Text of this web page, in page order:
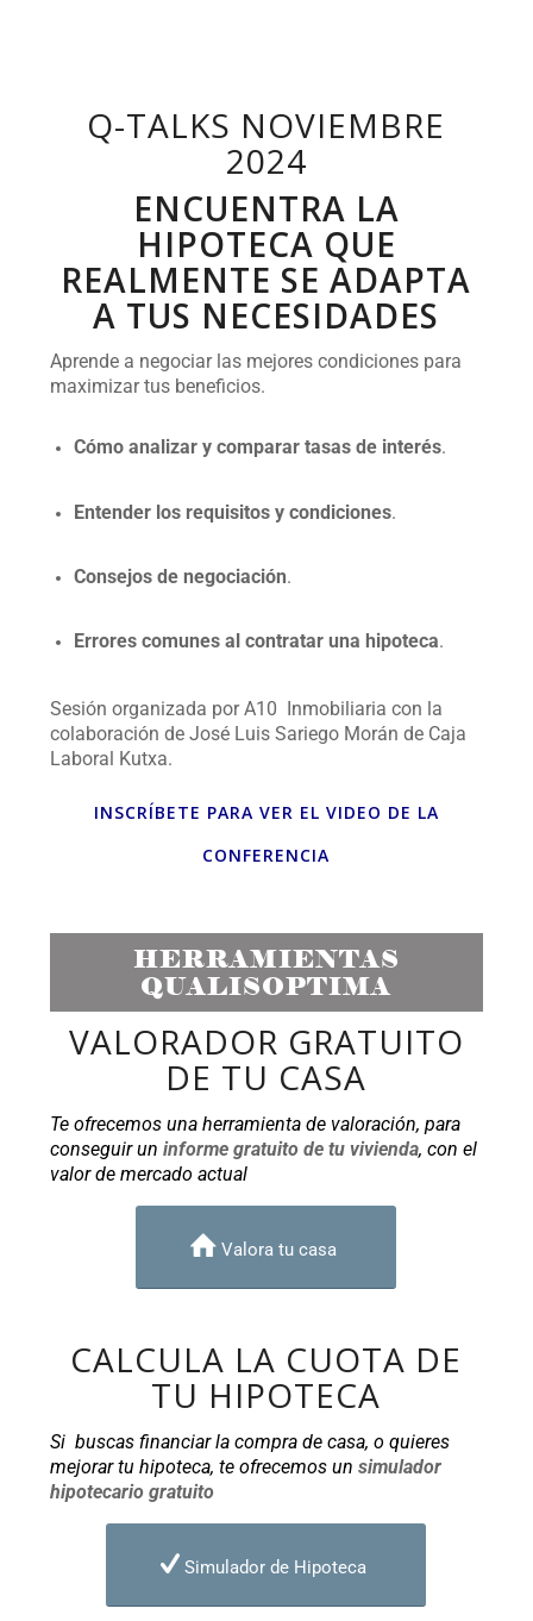
Q-TALKS NOVIEMBRE
2024
ENCUENTRA LA
HIPOTECA QUE
REALMENTE SE ADAPTA
A TUS NECESIDADES
Aprende a negociar las mejores condiciones para
maximizar tus beneficios.
Cómo analizar y comparar tasas de interés.
Entender los requisitos y condiciones.
Consejos de negociación.
Errores comunes al contratar una hipoteca.
Sesión organizada por A10 Inmobiliaria con la
colaboración de José Luis Sariego Morán de Caja
Laboral Kutxa.
INSCRÍBETE PARA VER EL VIDEO DE LA
CONFERENCIA
HERRAMIENTAS
QUALISOPTIMA
VALORADOR GRATUITO
DE TU CASA
Te ofrecemos una herramienta de valoración, para
conseguir uninforme gratuito de tu vivienda, con el
valor de mercado actual
Valora tu casa
CALCULA LA CUOTA DE
TU HIPOTECA
Si buscas financiar la compra de casa, o quieres
mejorar tu hipoteca, te ofrecemos unsimulador
hipotecario gratuito
Simulador de Hipoteca